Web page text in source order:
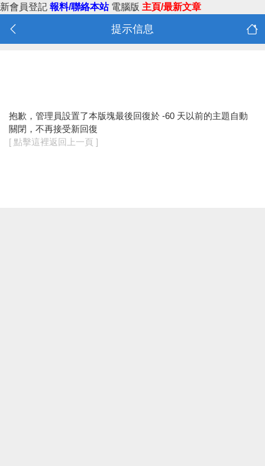
新會員登記 報料/聯絡本站 電腦版 主頁/最新文章
提示信息
抱歉，管理員設置了本版塊最後回復於 -60 天以前的主題自動
關閉，不再接受新回復
[ 點擊這裡返回上一頁 ]